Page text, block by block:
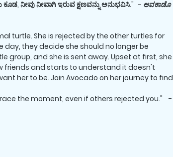
ಕೂಡ, ನೀವು ನೀವಾಗಿ ಇರುವ ಕ್ಷಣವನ್ನು ಅನುಭವಿಸಿ." - ಆವಕಾಡೊ
turtle. She is rejected by the other turtles for
day, they decide she should no longer be
group, and she is sent away. Upset at first, she
friends and starts to understand it doesn't
her to be. Join Avocado on her journey to find
the moment, even if others rejected you."
-